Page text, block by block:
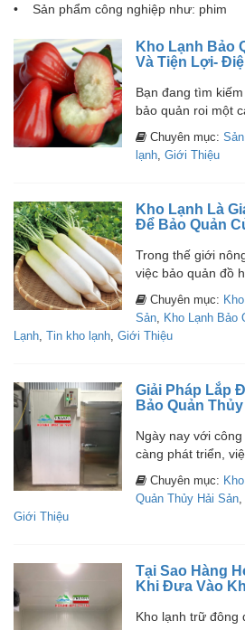
• Sản phẩm công nghiệp như: phim
Kho Lạnh Bảo
Và Tiện Lợi-
Bạn đang tìm
bảo quản roi một
Chuyên mục:
lạnh, Giới Thiệu
Kho Lạnh Là
Để Bảo Quản
Trong thế giới
việc bảo quản đồ
Chuyên mục:
Sản, Kho Lạnh Bảo
Lạnh, Tin kho lạnh, Giới Thiệu
Giải Pháp Lắp
Bảo Quản
Ngày nay với
càng phát triển,
Chuyên mục:
Quản Thủy Hải Sản,
Giới Thiệu
Tại Sao Hàng
Khi Đưa Vào
Kho lạnh trữ đông